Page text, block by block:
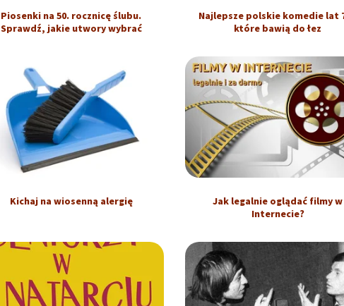
Piosenki na 50. rocznicę ślubu.
Sprawdź, jakie utwory wybrać
Najlepsze polskie komedie lat
które bawią do łez
Kichaj na wiosenną alergię
Jak legalnie oglądać filmy w
Internecie?